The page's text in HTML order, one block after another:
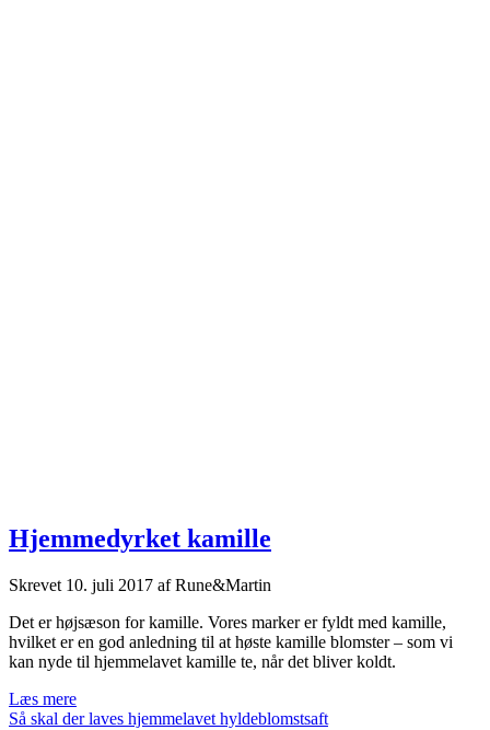
Hjemmedyrket kamille
Skrevet 10. juli 2017 afRune&Martin
Det er højsæson for kamille. Vores marker er fyldt med kamille,
hvilket er en god anledning til at høste kamille blomster – som vi
kan nyde til hjemmelavet kamille te, når det bliver koldt.
Læs mereHjemmedyrket
kamille
Så skal der laves hjemmelavet hyldeblomstsaft